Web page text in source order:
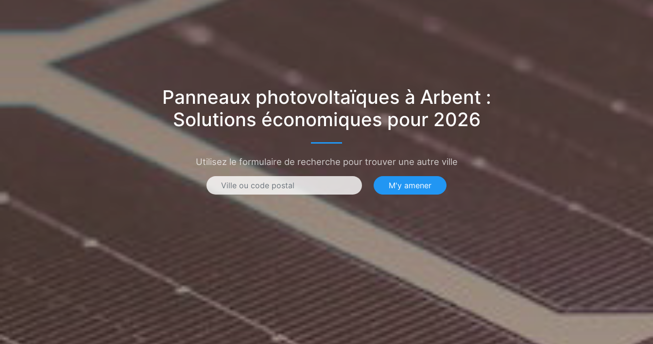
Panneaux photovoltaïques à Arbent :
Solutions économiques pour 2026
Utilisez le formulaire de recherche pour trouver une autre ville
M'y amener